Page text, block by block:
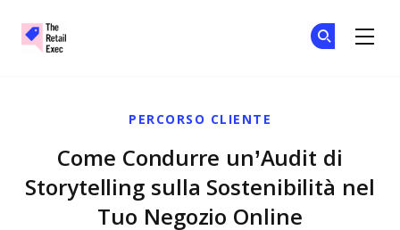
PERCORSO CLIENTE
Come Condurre un’Audit di
Storytelling sulla Sostenibilità nel
Tuo Negozio Online